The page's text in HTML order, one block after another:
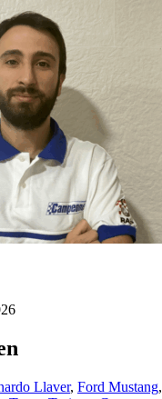
Llaver, Ford Mustang,